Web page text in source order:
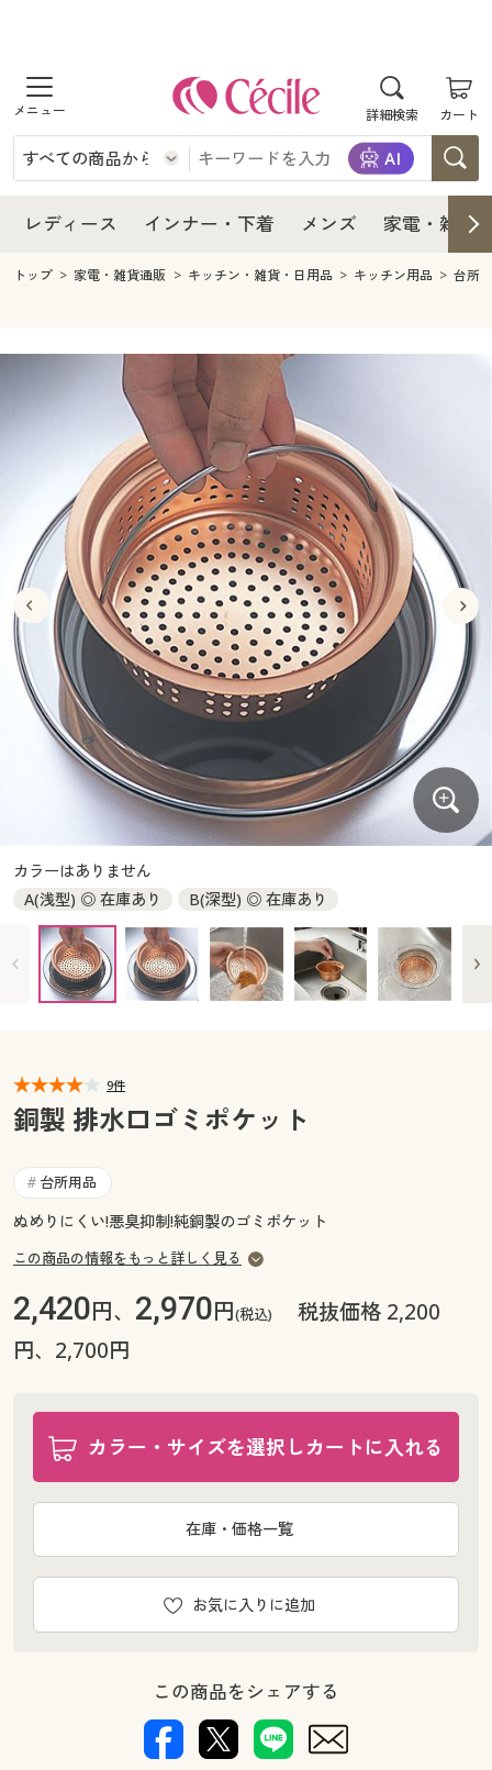
詳細検索 カート
商品を探す
レディース
レディースファッション
インナー・下着
インナー・下着通販すべて
ジュニア・ティーンズ下着
メンズ
メンズファッション
メンズ下着
家電・雑貨すべて
キッチン・雑貨・日用品
寝具・インテリア・家具
寝具・インテリア・家具通販すべて
家具・収納
寝具・ベッド
カーテン・ラグ・ファブリック
美容・健康
美容・健康通販すべて
美容・健康・サプリメント
制服・スクール
制服・スクールすべて
制服・学生服
ジュニア・ティーンズ下着
大きいサイズ
大きいサイズ通販すべて
大きいサイズ レディース服
大きいサイズ レディース下着
大きいサイズ メンズ
大きいサイズ 事務・制服
バーゲン
バーゲンセール
シークレットセール
詳細検索
商品カテゴリ一覧
カタログ・チラシからのご注文
デジタルカタログ
カタログ無料プレゼント
マイページ
お気に入り
サポート
ご利用ガイド
レディース インナー・下着 メンズ 家電・雑貨
レディース
レディース通販すべて
レディースファッション
インナー・下着
インナー・下着通販すべて
ジュニア・ティーンズ下着
メンズ
キッチン・雑貨・日用品
寝具・インテリア・家具通販すべて
寝具・ベッド
カーテン・ラグ・ファブリック
美容・健康通販すべて
美容・健康・サプリメント
制服・スクール
制服・スクールすべて
制服・学生服
ジュニア・ティーンズ下着
大きいサイズ
大きいサイズ通販すべて
大きいサイズ レディース服
大きいサイズ レディース下着
大きいサイズ メンズ
大きいサイズ 事務・制服
バーゲン
バーゲンセール
シークレットセール
詳細検索
商品カテゴリ一覧
カタログ
カタログ・チラシからのご注文
カタログ無料プレゼント
会員メニュー
閲覧履歴
サポート
ご利用ガイド
よくある質問とお問い合わせ
トップ 家電・雑貨通販 キッチン・雑貨・日用品 キッチン用品 台所
カラーはありません
A(浅型) ◎ 在庫あり
B(深型) ◎ 在庫あり
9件
銅製 排水口ゴミポケット
# 台所用品
ぬめりにくい!悪臭抑制!純銅製のゴミポケット
この商品の情報をもっと詳しく見る
2,420円、 2,970円(税込)
税抜価格 2,200
円、2,700円
カラー・サイズを選択しカートに入れる
お気に入りに追加
在庫・価格一覧
この商品をシェアする